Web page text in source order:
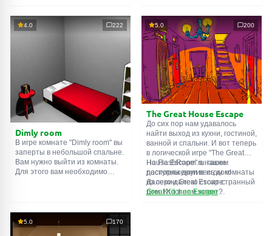
их, чтобы выйти. Выход из
одной комнаты является
смекалки попробуйте решить
все, приготовленные авторами
для вас, головоломки и найти
выход на свободу.
Внимательно осмотрите
помещение, возможно вы
сможете найти какие-нибудь
подсказки. Желаем удачи!
4.0 222
Dimly room
В игре комнате "Dimly room" вы
заперты в небольшой спальне.
Вам нужно выйти из комнаты.
Для этого вам необходимо
5.0 200
The Great House Escape
До сих пор нам удавалось
найти выход из кухни, гостиной,
ванной и спальни. И вот теперь
в логической игре "The Great
House Escape" в нашем
распоряжении весь дом!
Далеко-далеко стоит странный
дом. Кто в нем живет?
На FlashRoom.ru также
доступны другие игры комнаты
из серии Great Escape:
Great Kitchen Escape
5.0 170